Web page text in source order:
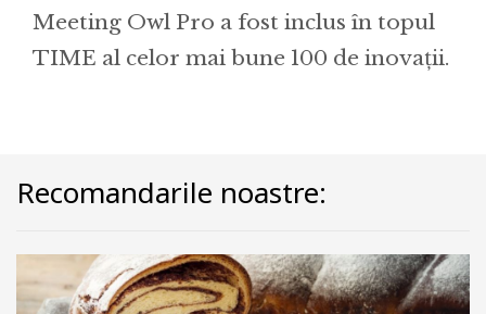
Meeting Owl Pro a fost inclus în topul
TIME al celor mai bune 100 de inovații.
Recomandarile noastre: